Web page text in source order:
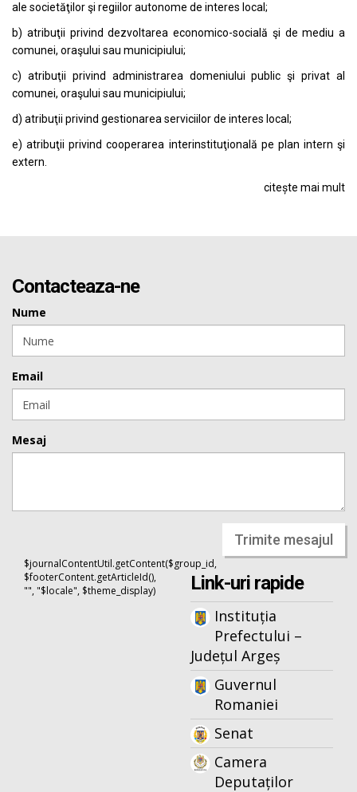
ale societăţilor şi regiilor autonome de interes local;
b) atribuţii privind dezvoltarea economico-socială şi de mediu a
comunei, oraşului sau municipiului;
c) atribuţii privind administrarea domeniului public şi privat al
comunei, oraşului sau municipiului;
d) atribuţii privind gestionarea serviciilor de interes local;
e) atribuţii privind cooperarea interinstituţională pe plan intern şi
extern.
citește mai mult
Contacteaza-ne
Nume
Email
Mesaj
Trimite mesajul
$journalContentUtil.getContent($group_id,
$footerContent.getArticleId(),
"", "$locale", $theme_display)
Link-uri rapide
Instituția
Prefectului –
Județul Argeș
Guvernul
Romaniei
Senat
Camera
Deputaților